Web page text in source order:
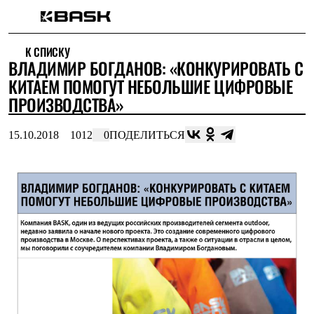
Интернет-магазин
Мужская одежда
Утепленная пухом
Куртки
Брюки
Комбинезоны
Брюки
Штормовая одежда
Куртки
Брюки
Софтшелл одежда
Куртки
Брюки
К СПИСКУ
ВЛАДИМИР БОГДАНОВ: «КОНКУРИРОВАТЬ С
КИТАЕМ ПОМОГУТ НЕБОЛЬШИЕ ЦИФРОВЫЕ
ПРОИЗВОДСТВА»
15.10.2018 1012 0ПОДЕЛИТЬСЯ